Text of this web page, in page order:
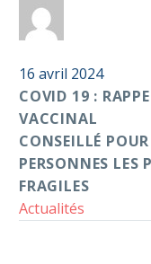
COVID
19
rappel
vaccinal
conseillé
pour
les
personnes
les
16 avril 2024
COVID 19 :
VACCINAL
CONSEILLÉ
PERSONNES LES
FRAGILES
Actualités